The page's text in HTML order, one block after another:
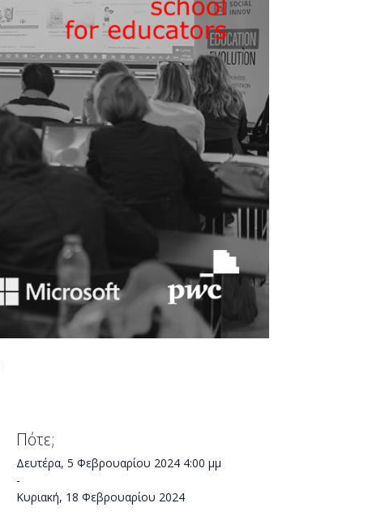
Πότε;
Δευτέρα, 5 Φεβρουαρίου 2024 4:00 μμ
-
Κυριακή, 18 Φεβρουαρίου 2024